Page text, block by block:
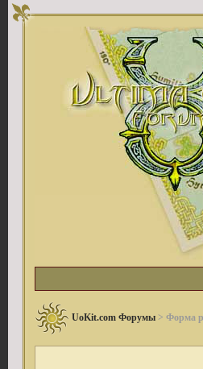
UoKit.com Форумы > Форма